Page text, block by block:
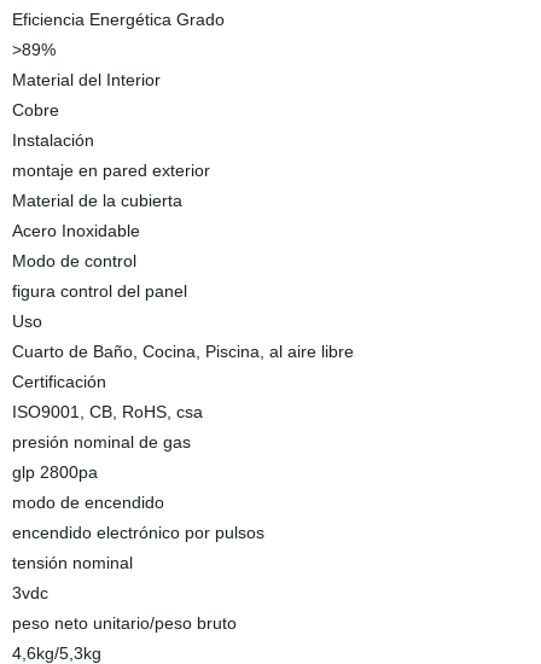
Eficiencia Energética Grado
>89%
Material del Interior
Cobre
Instalación
montaje en pared exterior
Material de la cubierta
Acero Inoxidable
Modo de control
figura control del panel
Uso
Cuarto de Baño, Cocina, Piscina, al aire libre
Certificación
ISO9001, CB, RoHS, csa
presión nominal de gas
glp 2800pa
modo de encendido
encendido electrónico por pulsos
tensión nominal
3vdc
peso neto unitario/peso bruto
4,6kg/5,3kg